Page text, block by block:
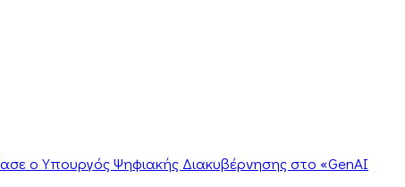
ο Υπουργός Ψηφιακής Διακυβέρνησης στο «GenAI